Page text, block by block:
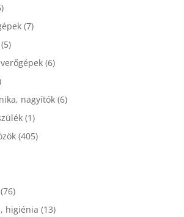
(7)
(5)
(6)
nagyítók (6)
(1)
(405)
(76)
higiénia (13)